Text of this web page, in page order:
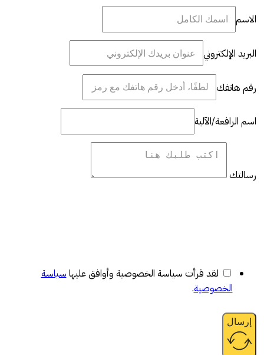
الاسم
البريد الإلكتروني
رقم هاتفك
اسم الرافعة/الآلية
رسالتك
لقد قرأت سياسة الخصوصية وأوافق عليها سياسة
الخصوصية.
إرسال